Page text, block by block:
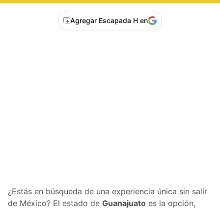
Agregar Escapada H en
¿Estás en búsqueda de una experiencia única sin salir
de México? El estado de Guanajuato es la opción,